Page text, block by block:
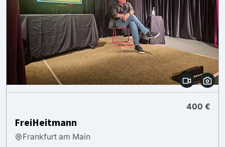
400 €
FreiHeitmann
Frankfurt am Main